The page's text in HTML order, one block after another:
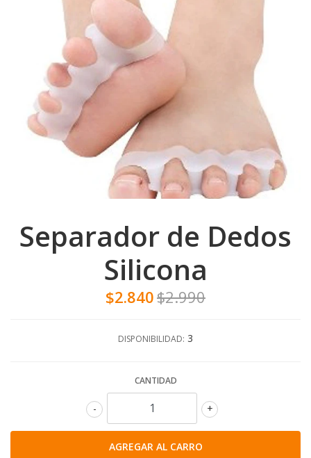
Separador de Dedos
Silicona
$2.840$2.990
DISPONIBILIDAD: 3
CANTIDAD
+
-